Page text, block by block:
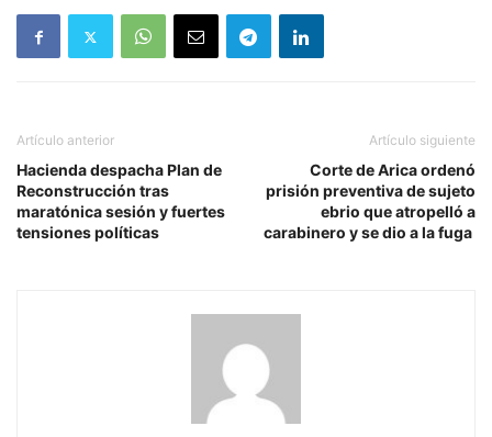
Artículo anterior
Hacienda despacha Plan de
Reconstrucción tras
maratónica sesión y fuertes
tensiones políticas
Artículo siguiente
Corte de Arica ordenó
prisión preventiva de sujeto
ebrio que atropelló a
carabinero y se dio a la fuga